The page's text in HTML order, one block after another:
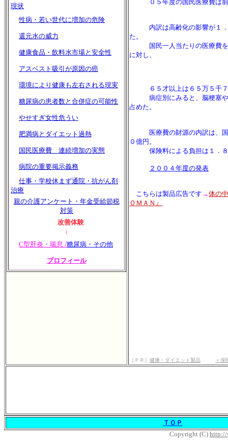
現状
性病・若い世代に増加の危険
還元水の威力
健康食品・飲料水市場と安全性
アスベスト吸引が原因の癌
環境により健康も左右される現実
糖尿病の患者数と合併症の可能性
やせすぎ女性危うい
肥満病とダイエット過熱
国民医療費 連続増加の実態
病院の重要掲示義務
仕事・学校休まず通院・抗がん剤
治療
親の介護アンケート・年金受給節税
対策
改善体験
↓
C型肝炎・ 喘息 /糖尿病・その他
プロフィール
０５年度の国民医療費は前
内訳は高齢化の影響が１．８
た。
国民一人当たりの医療費を年
に対し、
６５才以上は６５万５千７
病症別にみると、脳梗塞や心
占めた。
医療費の財源の内訳は、国・
０億円。
保険料による負担は１．８
２００４年度の発表
こちらは製品広告です →体の
ＯＭＡＮ』
［ＰＲ］ 健康・ダイエット製品 ＜保
ＴＯＰ
Copyright (C) http://